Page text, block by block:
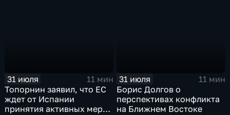
31 июля
11 мин
Топорнин заявил, что ЕС
ждет от Испании
принятия активных мер
31 июля
11 мин
Борис Долгов о
перспективах конфликта
на Ближнем Востоке